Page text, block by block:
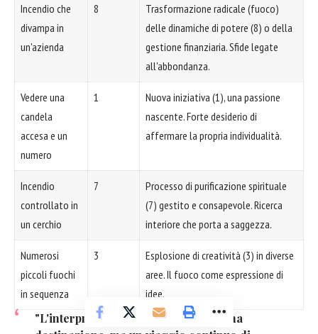
Incendio che
divampa in
un'azienda
8
Trasformazione radicale (fuoco)
delle dinamiche di potere (8) o della
gestione finanziaria. Sfide legate
all'abbondanza.
Vedere una
candela
accesa e un
numero
1
Nuova iniziativa (1), una passione
nascente. Forte desiderio di
affermare la propria individualità.
Incendio
controllato in
un cerchio
7
Processo di purificazione spirituale
(7) gestito e consapevole. Ricerca
interiore che porta a saggezza.
Numerosi
piccoli fuochi
in sequenza
3
Esplosione di creatività (3) in diverse
aree. Il fuoco come espressione di
idee.
"L'interpretazione dei sogni non è una